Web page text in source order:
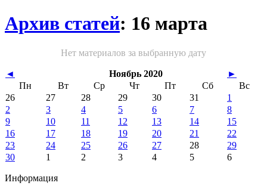
Архив статей: 16 марта
Нет материалов за выбранную дату
◄ Ноябрь 2020
►
Пн
Вт Ср Чт Пт Сб
Вс
26
27 28 29 30 31
1
2
3 4 5 6 7
8
9
10 11 12 13 14
15
16
17 18 19 20 21
22
23
24 25 26 27 28
29
30
1 2 3 4 5 6
Информация